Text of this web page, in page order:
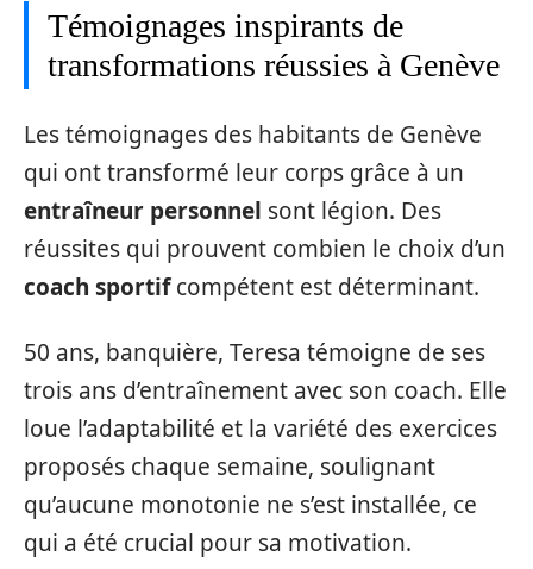
Témoignages inspirants de
transformations réussies à Genève
Les témoignages des habitants de Genève
qui ont transformé leur corps grâce à un
entraîneur personnel sont légion. Des
réussites qui prouvent combien le choix d’un
coach sportifcompétent est déterminant.
50 ans, banquière, Teresa témoigne de ses
trois ans d’entraînement avec son coach. Elle
loue l’adaptabilité et la variété des exercices
proposés chaque semaine, soulignant
qu’aucune monotonie ne s’est installée, ce
qui a été crucial pour sa motivation.